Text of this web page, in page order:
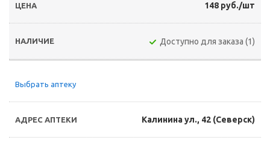
148 руб./шт
Доступно для заказа (1)
Выбрать аптеку
Калинина ул., 42 (Северск)